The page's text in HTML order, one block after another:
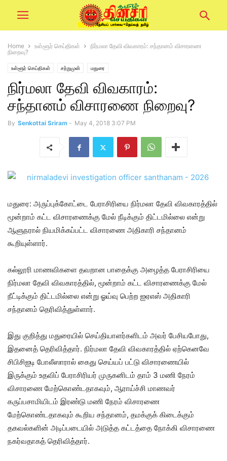
Home உள்ளூர் செய்திகள்
நிர்மலா தேவி விவகாரம்: சந்தானம் விசாரணை
நிறைவு?
உள்ளூர் செய்திகள் சற்றுமுன் மதுரை
நிர்மலா தேவி விவகாரம்:
சந்தானம் விசாரணை நிறைவு?
By Senkottai Sriram - May 4, 2018 3:07 PM
மதுரை: அருப்புக்கோட்டை பேராசிரியை நிர்மலா தேவி விவகாரத்தில்
மூன்றாம் கட்ட விசாரணைக்கு மேல் நீடிக்கும் திட்டமில்லை என்று
ஆளுநரால் நியமிக்கப்பட்ட விசாரணை அதிகாரி சந்தானம்
கூறியுள்ளார்.
கல்லூரி மாணவிகளை தவறான பாதைக்கு அழைத்த பேராசிரியை
நிர்மலா தேவி விவகாரத்தில், மூன்றாம் கட்ட விசாரணைக்கு மேல்
நீட்டிக்கும் திட்டமில்லை என்று ஓய்வு பெற்ற ஐஏஎஸ் அதிகாரி
சந்தானம் தெரிவித்துள்ளார்.
இது குறித்து மதுரையில் செய்தியாளர்களிடம் அவர் பேசியபோது,
இதனைத் தெரிவித்தார். நிர்மலா தேவி விவகாரத்தில் ஏற்கெனவே
சிபிசிஐடி போலீஸாரால் கைது செய்யப் பட்டு விசாரணையில்
இருக்கும் உதவிப் பேராசிரியர் முருகனிடம் தாம் 3 மணி நேரம்
விசாரணை மேற்கொண்டதாகவும், ஆராய்ச்சி மாணவர்
கருப்பசாமியிடம் இரண்டு மணி நேரம் விசாரணை
மேற்கொண்டதாகவும் கூறிய சந்தானம், தமக்குக் கிடைக்கும்
தகவல்களின் அடிப்படையில் அடுத்த கட்டத்தை நோக்கி விசாரணை
நகர்வதாகத் தெரிவித்தார்.